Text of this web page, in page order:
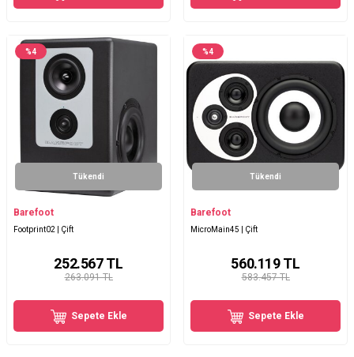
%4
Tükendi
Barefoot
Footprint02 | Çift
263.091 TL
252.567TL
Sepete Ekle
%4
Tükendi
Barefoot
MicroMain45 | Çift
583.457 TL
560.119TL
Sepete Ekle